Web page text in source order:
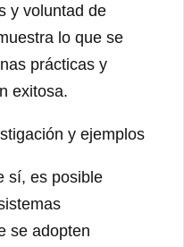
y voluntad de
lo que se
prácticas y
exitosa.
y ejemplos
sí, es posible
se adopten